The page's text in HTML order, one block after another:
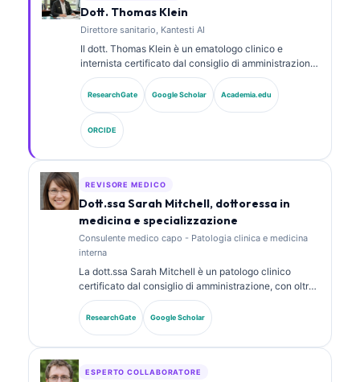
Dott. Thomas Klein
Direttore sanitario, Kantesti AI
Il dott. Thomas Klein è un ematologo clinico e
internista certificato dal consiglio di amministrazione,
con oltre 15 anni di esperienza in medicina di
laboratorio e analisi clinica assistita da AI. In qualità
di Chief Medical Officer presso Kantesti AI, fornisce
supervisione clinica sull’accuratezza medica della
rete neurale proprietaria. Il dott. Klein ha pubblicato
ampiamente su interpretazione dei biomarcatori e
diagnostica di laboratorio su argomenti di medicina di
ResearchGate Google Scholar Academia.edu
ORCIDE
REVISORE MEDICO
Dott.ssa Sarah Mitchell, dottoressa in
medicina e specializzazione
Consulente medico capo - Patologia clinica e medicina
interna
La dott.ssa Sarah Mitchell è un patologo clinico
certificato dal consiglio di amministrazione, con oltre
18 anni di esperienza in medicina di laboratorio e
analisi diagnostica. Possiede certificazioni di
specializzazione in chimica clinica e ha pubblicato
ResearchGate Google Scholar
ESPERTO COLLABORATORE